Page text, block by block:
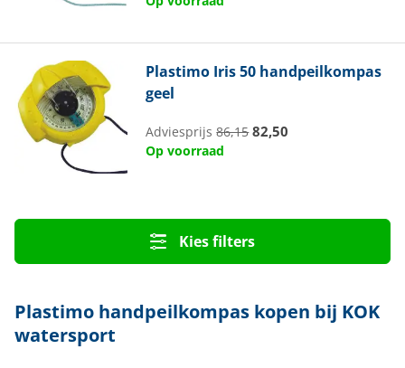
Plastimo Iris 50 handpeilkompas
geel
Adviesprijs86,15 82,50
Op voorraad
Kies filters
Plastimo handpeilkompas kopen bij KOK
watersport